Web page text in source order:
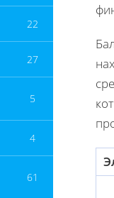
22
27
5
4
61